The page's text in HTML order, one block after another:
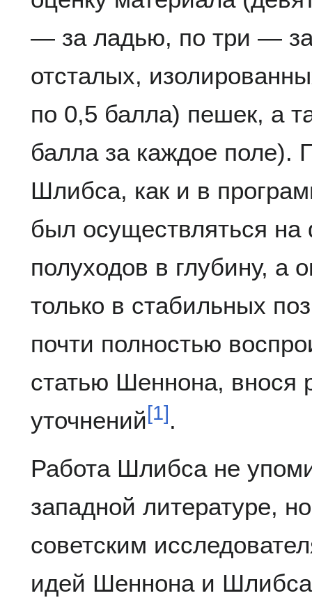
— за ладью, по три —
отсталых,
по 0,5 балла) пешек, а
балла за каждое поле).
Шлибса, как и в
был осуществляться
полуходов в глубину, а
только в стабильных
почти полностью
статью Шеннона, внося
уточнений[1] .
Работа Шлибса не
западной литературе,
советским
идей Шеннона и